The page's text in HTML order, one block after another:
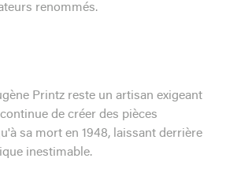
renommés.
Printz reste un artisan exigeant
de créer des pièces
sa mort en 1948, laissant derrière
inestimable.